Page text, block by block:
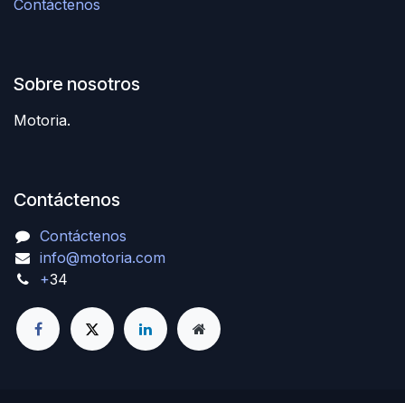
Contáctenos
Sobre nosotros
Motoria.
Contáctenos
Contáctenos
info@motoria.com
+34